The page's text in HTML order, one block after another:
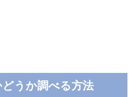
うか調べる方法